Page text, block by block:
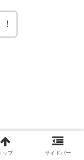
ップ サイドバー